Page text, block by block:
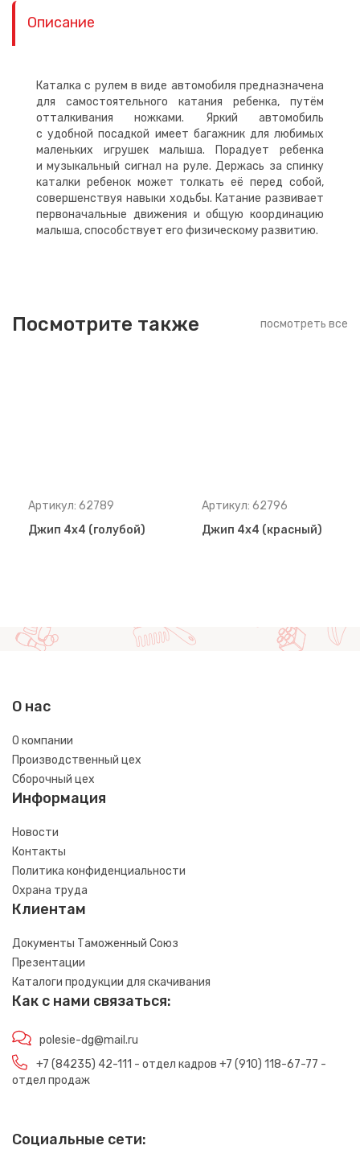
Описание
Каталка с рулем в виде автомобиля предназначена
для самостоятельного катания ребенка, путём
отталкивания ножками. Яркий автомобиль
с удобной посадкой имеет багажник для любимых
маленьких игрушек малыша. Порадует ребенка
и музыкальный сигнал на руле. Держась за спинку
каталки ребенок может толкать её перед собой,
совершенствуя навыки ходьбы. Катание развивает
первоначальные движения и общую координацию
малыша, способствует его физическому развитию.
Посмотрите также посмотреть все
Артикул: 62789
Джип 4х4 (голубой)
Артикул: 62796
Джип 4х4 (красный)
О нас
О компании
Производственный цех
Сборочный цех
Информация
Новости
Контакты
Политика конфиденциальности
Охрана труда
Клиентам
Документы Таможенный Союз
Презентации
Каталоги продукции для скачивания
Как с нами связаться:
polesie-dg@mail.ru
+7 (84235) 42-111 - отдел кадров +7 (910) 118-67-77 -
отдел продаж
Социальные сети: